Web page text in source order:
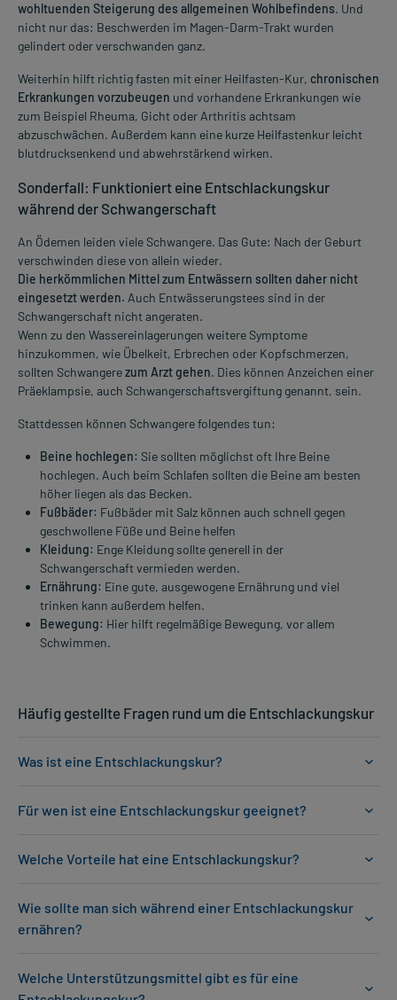
wohltuenden Steigerung des allgemeinen Wohlbefindens. Und
nicht nur das: Beschwerden im Magen-Darm-Trakt wurden
gelindert oder verschwanden ganz.
Weiterhin hilft richtig fasten mit einer Heilfasten-Kur, chronischen
Erkrankungen vorzubeugen und vorhandene Erkrankungen wie
zum Beispiel Rheuma, Gicht oder Arthritis achtsam
abzuschwächen. Außerdem kann eine kurze Heilfastenkur leicht
blutdrucksenkend und abwehrstärkend wirken.
Sonderfall: Funktioniert eine Entschlackungskur
während der Schwangerschaft
An Ödemen leiden viele Schwangere. Das Gute: Nach der Geburt
verschwinden diese von allein wieder.
Die herkömmlichen Mittel zum Entwässern sollten daher nicht
eingesetzt werden. Auch Entwässerungstees sind in der
Schwangerschaft nicht angeraten.
Wenn zu den Wassereinlagerungen weitere Symptome
hinzukommen, wie Übelkeit, Erbrechen oder Kopfschmerzen,
sollten Schwangerezum Arzt gehen. Dies können Anzeichen einer
Präeklampsie, auch Schwangerschaftsvergiftung genannt, sein.
Stattdessen können Schwangere folgendes tun:
Beine hochlegen: Sie sollten möglichst oft Ihre Beine
hochlegen. Auch beim Schlafen sollten die Beine am besten
höher liegen als das Becken.
Fußbäder: Fußbäder mit Salz können auch schnell gegen
geschwollene Füße und Beine helfen
Kleidung: Enge Kleidung sollte generell in der
Schwangerschaft vermieden werden.
Ernährung: Eine gute, ausgewogene Ernährung und viel
trinken kann außerdem helfen.
Bewegung: Hier hilft regelmäßige Bewegung, vor allem
Schwimmen.
Häufig gestellte Fragen rund um die Entschlackungskur
Was ist eine Entschlackungskur?
Für wen ist eine Entschlackungskur geeignet?
Welche Vorteile hat eine Entschlackungskur?
Wie sollte man sich während einer Entschlackungskur
ernähren?
Welche Unterstützungsmittel gibt es für eine